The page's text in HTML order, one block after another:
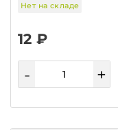
Нет на складе
12 ₽
- +